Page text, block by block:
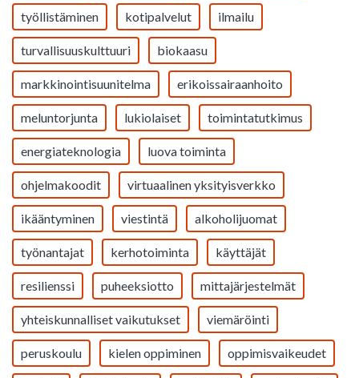
työllistäminen kotipalvelut ilmailu
turvallisuuskulttuuri biokaasu
markkinointisuunitelma erikoissairaanhoito
meluntorjunta lukiolaiset toimintatutkimus
energiateknologia luova toiminta
ohjelmakoodit virtuaalinen yksityisverkko
ikääntyminen viestintä alkoholijuomat
työnantajat kerhotoiminta käyttäjät
resilienssi puheeksiotto mittajärjestelmät
yhteiskunnalliset vaikutukset viemäröinti
peruskoulu kielen oppiminen oppimisvaikeudet